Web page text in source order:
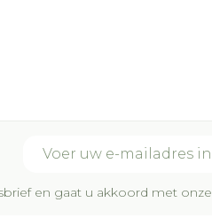
en gaat u akkoord met onze